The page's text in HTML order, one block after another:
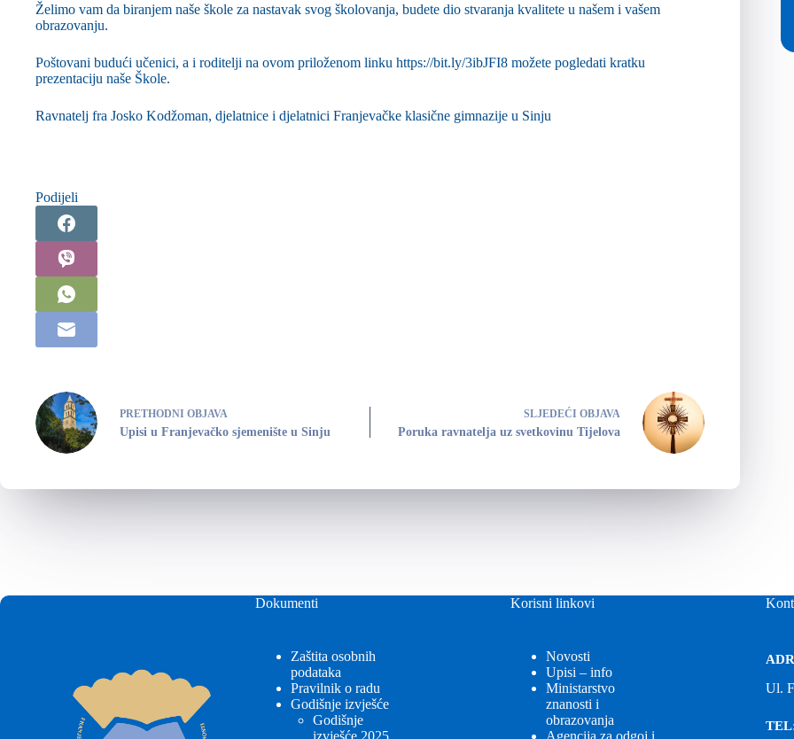
Želimo vam da biranjem naše škole za nastavak svog školovanja, budete dio stvaranja kvalitete u našem i vašem
obrazovanju.
Poštovani budući učenici, a i roditelji na ovom priloženom linku https://bit.ly/3ibJFI8 možete pogledati kratku
prezentaciju naše Škole.
Ravnatelj fra Josko Kodžoman, djelatnice i djelatnici Franjevačke klasične gimnazije u Sinju
Podijeli
PRETHODNI OBJAVA
Upisi u Franjevačko sjemenište u Sinju
SLJEDEĆI OBJAVA
Poruka ravnatelja uz svetkovinu Tijelova
Dokumenti
Zaštita osobnih
podataka
Pravilnik o radu
Godišnje izvješće
Godišnje
Korisni linkovi
Novosti
Upisi – info
Ministarstvo
znanosti i
obrazovanja
Ul.